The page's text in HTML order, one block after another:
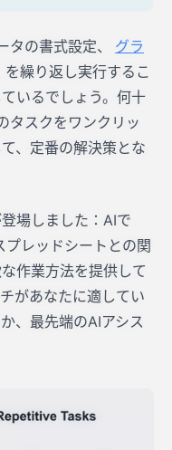
の書式設定、
グラ
繰り返し実行するこ
いるでしょう。何十
タスクをワンクリッ
、定番の解決策とな
場しました：AIで
プレッドシートとの関
作業方法を提供して
があなたに適してい
、最先端のAIアシス